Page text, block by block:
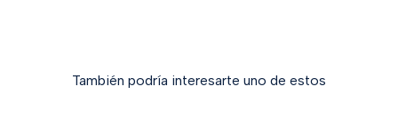
También podría interesarte uno de estos